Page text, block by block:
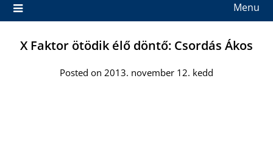
Menu
X Faktor ötödik élő döntő: Csordás Ákos
Posted on 2013. november 12. kedd